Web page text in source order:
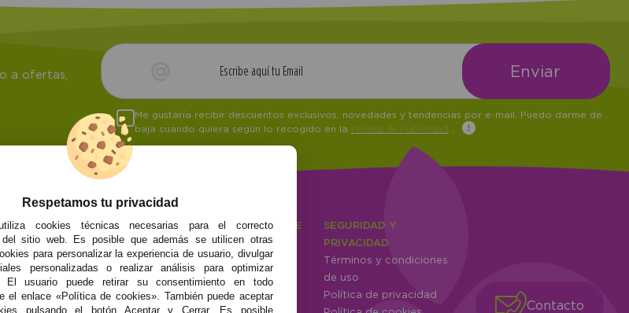
a ofertas,
Me gustaría recibir descuentos exclusivos, novedades y tendencias por e-mail. Puedo darme de
baja cuando quiera según lo recogido en la Política de Publicidad
NOSOTROS
Quiénes somos
Info
ATENCIÓN AL CLIENTE
Envíos y devoluciones
Formas de pago
Preguntas Frecuentes
Contacto
SEGURIDAD Y
PRIVACIDAD
Términos y condiciones
de uso
Política de privacidad
Contacto
Respetamos tu privacidad
cookies técnicas necesarias para el correcto
del sitio web. Es posible que además se utilicen otras
para personalizar la experiencia de usuario, divulgar
personalizadas o realizar análisis para optimizar
El usuario puede retirar su consentimiento en todo
el enlace «Política de cookies». También puede aceptar
pulsando el botón Aceptar y Cerrar. Es posible